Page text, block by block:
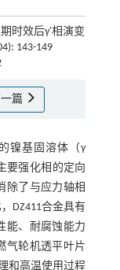
时效后γ′相演变
143-149
一篇
镍基固溶体（γ
要强化相的定向
除了与应力轴相
DZ411合金具有
能、耐腐蚀能力
气轮机透平叶片
和高温使用过程